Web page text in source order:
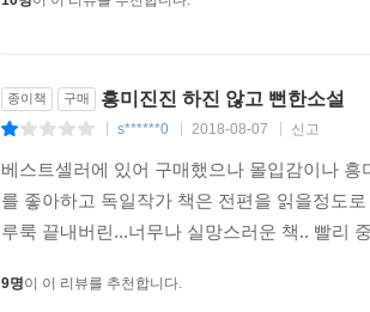
종이책 구매 흥미진진 하진 않고 뻔한소설
s******0 2018-08-07 신고
베스트셀러에 있어 구매했으나 몰입감이나
를 좋아하고 독일작가 책은 전편을 읽을정도
루룩 끝내버린...너무나 실망스러운 책.. 빨리
9명이 이 리뷰를 추천합니다.